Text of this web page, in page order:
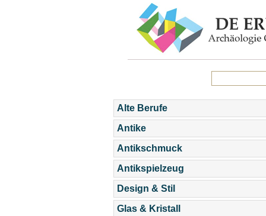
Alte Berufe
Antike
Antikschmuck
Antikspielzeug
Design & Stil
Glas & Kristall